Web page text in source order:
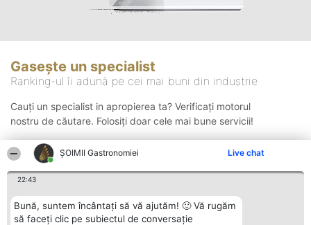
ȘOIMII Gastronomiei Live chat
22:43
Bună, suntem încântați să vă ajutăm! 🙂 Vă rugăm
să faceți clic pe subiectul de conversație
Gasește un specialist
Ranking-ul îi adună pe cei mai buni din industrie
Cauți un specialist in apropierea ta? Verificați motorul
nostru de căutare. Folosiți doar cele mai bune servicii!